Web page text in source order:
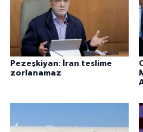
Pezeşkiyan: İran teslime
zorlanamaz